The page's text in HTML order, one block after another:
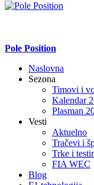
Pole Position
Naslovna
Sezona
Timovi i
Kalendar
Plasman
Vesti
Aktuelno
Tračevi i
Trke i
FIA WEC
Blog